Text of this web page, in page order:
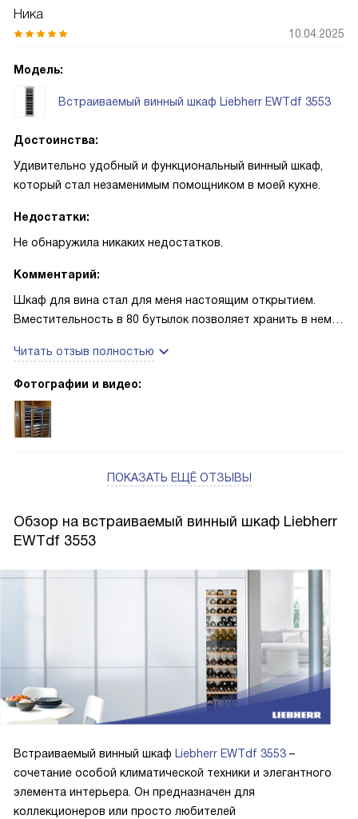
Ника
10.04.2025
Модель:
Встраиваемый винный шкаф Liebherr EWTdf 3553
Достоинства:
Удивительно удобный и функциональный винный шкаф,
который стал незаменимым помощником в моей кухне.
Недостатки:
Не обнаружила никаких недостатков.
Комментарий:
Шкаф для вина стал для меня настоящим открытием.
Вместительность в 80 бутылок позволяет хранить в нем
позволяют поддерживать идеальные условия для разных
видов вина. Это стало особенно актуально, когда мы с
могли предложить им идеально охлажденные белое и
красное вино, что было очень удобно.
Система PowerCooling обеспечивает быстрое и
температуры позволяет контролировать условия
хранения вина, а сигнализация неплотно закрытой двери
помогает избежать нежелательного повышения
Мне очень понравилось внутреннее освещение, которое
делает шкаф не только функциональным, но и стильным
элементом интерьера. Полки из натурального дерева
добавляют ему элегантности и шарма.
Я довольна покупкой и считаю, что этот винный шкаф
выполняет свою основную функцию, но и придает
интерьеру особый шарм. Спасибо за такой замечательный
продукт!
Читать отзыв полностью
Фотографии и видео:
ПОКАЗАТЬ ЕЩЁ ОТЗЫВЫ
Обзор на встраиваемый винный шкаф Liebherr
EWTdf 3553
Встраиваемый винный шкаф Liebherr EWTdf 3553 –
сочетание особой климатической техники и элегантного
элемента интерьера. Он предназначен для
коллекционеров или просто любителей